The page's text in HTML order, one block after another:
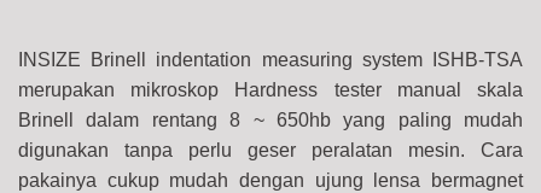
INSIZE Brinell indentation measuring system ISHB-TSA
merupakan mikroskop Hardness tester manual skala
Brinell dalam rentang 8 ~ 650hb yang paling mudah
digunakan tanpa perlu geser peralatan mesin. Cara
pakainya cukup mudah dengan ujung lensa bermagnet